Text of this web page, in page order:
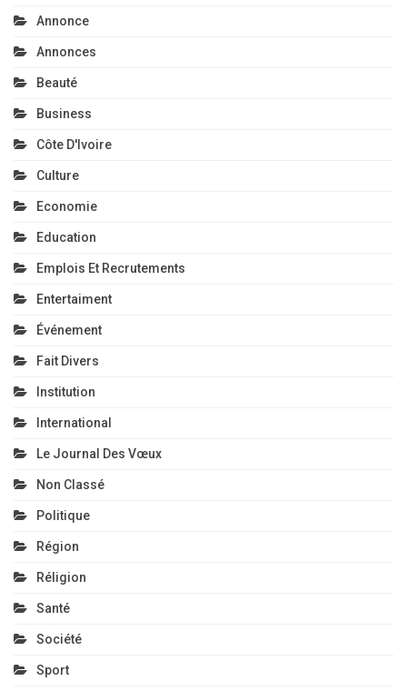
Annonce
Annonces
Beauté
Business
Côte D'Ivoire
Culture
Economie
Education
Emplois Et Recrutements
Entertaiment
Événement
Fait Divers
Institution
International
Le Journal Des Vœux
Non Classé
Politique
Région
Réligion
Santé
Société
Sport